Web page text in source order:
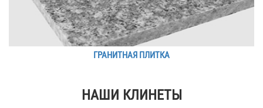
ГРАНИТНАЯ ПЛИТКА
НАШИ КЛИНЕТЫ